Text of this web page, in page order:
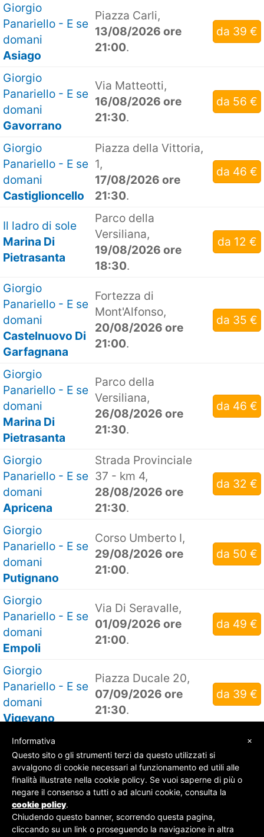
Giorgio
Panariello - E se
domani
Asiago
Piazza Carli,
13/08/2026 ore
21:00.
da 39 €
Giorgio
Panariello - E se
domani
Gavorrano
Via Matteotti,
16/08/2026 ore
21:30.
da 56 €
Giorgio
Panariello - E se
domani
Castiglioncello
Piazza della Vittoria,
1,
17/08/2026 ore
21:30.
da 46 €
Il ladro di sole
Marina Di
Pietrasanta
Parco della
Versiliana,
19/08/2026 ore
18:30.
da 12 €
Giorgio
Panariello - E se
domani
Castelnuovo Di
Garfagnana
Fortezza di
Mont'Alfonso,
20/08/2026 ore
21:00.
da 35 €
Giorgio
Panariello - E se
domani
Marina Di
Pietrasanta
Parco della
Versiliana,
26/08/2026 ore
21:30.
da 46 €
Giorgio
Panariello - E se
domani
Apricena
Strada Provinciale
37 - km 4,
28/08/2026 ore
21:30.
da 32 €
Giorgio
Panariello - E se
domani
Putignano
Corso Umberto I,
29/08/2026 ore
21:00.
da 50 €
Giorgio
Panariello - E se
domani
Empoli
Via Di Seravalle,
01/09/2026 ore
21:00.
da 49 €
Giorgio
Panariello - E se
domani
Vigevano
Piazza Ducale 20,
07/09/2026 ore
21:30.
da 39 €
© SOS Biglietti - P.Iva 09162100961 -Chi Siamo
Contatti-Privacy Policy
×
Informativa
Questo sito o gli strumenti terzi da questo utilizzati si
avvalgono di cookie necessari al funzionamento ed utili alle
finalità illustrate nella cookie policy. Se vuoi saperne di più o
negare il consenso a tutti o ad alcuni cookie, consulta la
cookie policy.
Chiudendo questo banner, scorrendo questa pagina,
cliccando su un link o proseguendo la navigazione in altra